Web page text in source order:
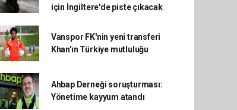
için İngiltere'de piste çıkacak
Vanspor FK'nin yeni transferi
Khan'ın Türkiye mutluluğu
Ahbap Derneği soruşturması:
Yönetime kayyum atandı